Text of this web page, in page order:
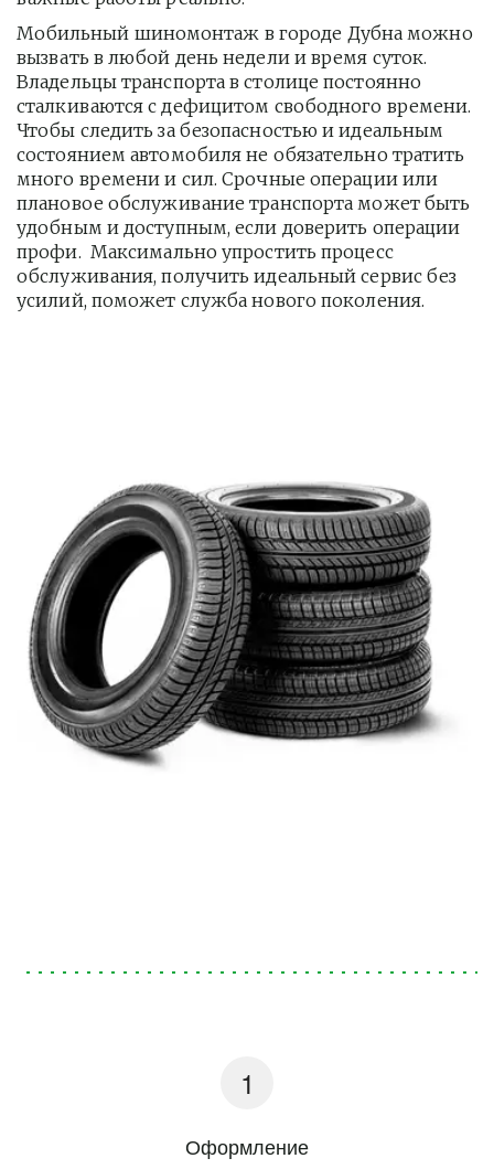
Мобильный шиномонтаж в городе Дубна можно
вызвать в любой день недели и время суток.
Владельцы транспорта в столице постоянно
сталкиваются с дефицитом свободного времени.
Чтобы следить за безопасностью и идеальным
состоянием автомобиля не обязательно тратить
много времени и сил. Срочные операции или
плановое обслуживание транспорта может быть
удобным и доступным, если доверить операции
профи.  Максимально упростить процесс
обслуживания, получить идеальный сервис без
усилий, поможет служба нового поколения.
Оформление